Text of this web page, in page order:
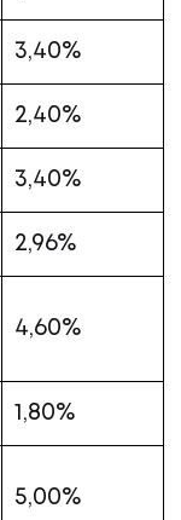
3,40%
2,40%
3,40%
2,96%
4,60%
1,80%
5,00%